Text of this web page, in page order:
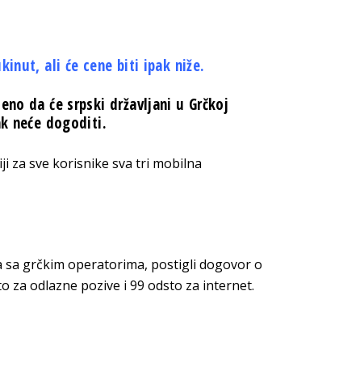
ali će cene biti ipak niže.
da će srpski državljani u Grčkoj
neće dogoditi.
za sve korisnike sva tri mobilna
grčkim operatorima, postigli dogovor o
za odlazne pozive i 99 odsto za internet.